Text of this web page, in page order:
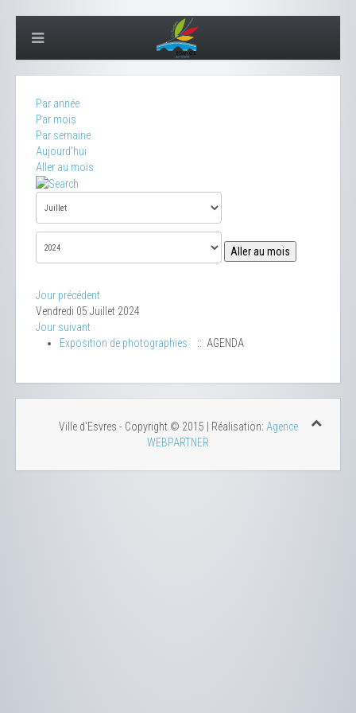
Par année
Par mois
Par semaine
Aujourd'hui
Aller au mois
Aller au mois
Jour précédent
Vendredi 05 Juillet 2024
Jour suivant
Exposition de photographies
:: AGENDA
Ville d'Esvres - Copyright © 2015 | Réalisation: Agence
WEBPARTNER